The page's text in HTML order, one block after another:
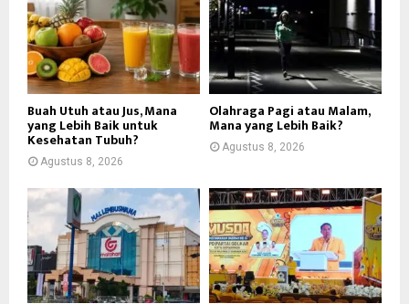
Buah Utuh atau Jus, Mana
yang Lebih Baik untuk
Kesehatan Tubuh?
Agustus 8, 2026
Olahraga Pagi atau Malam,
Mana yang Lebih Baik?
Agustus 8, 2026